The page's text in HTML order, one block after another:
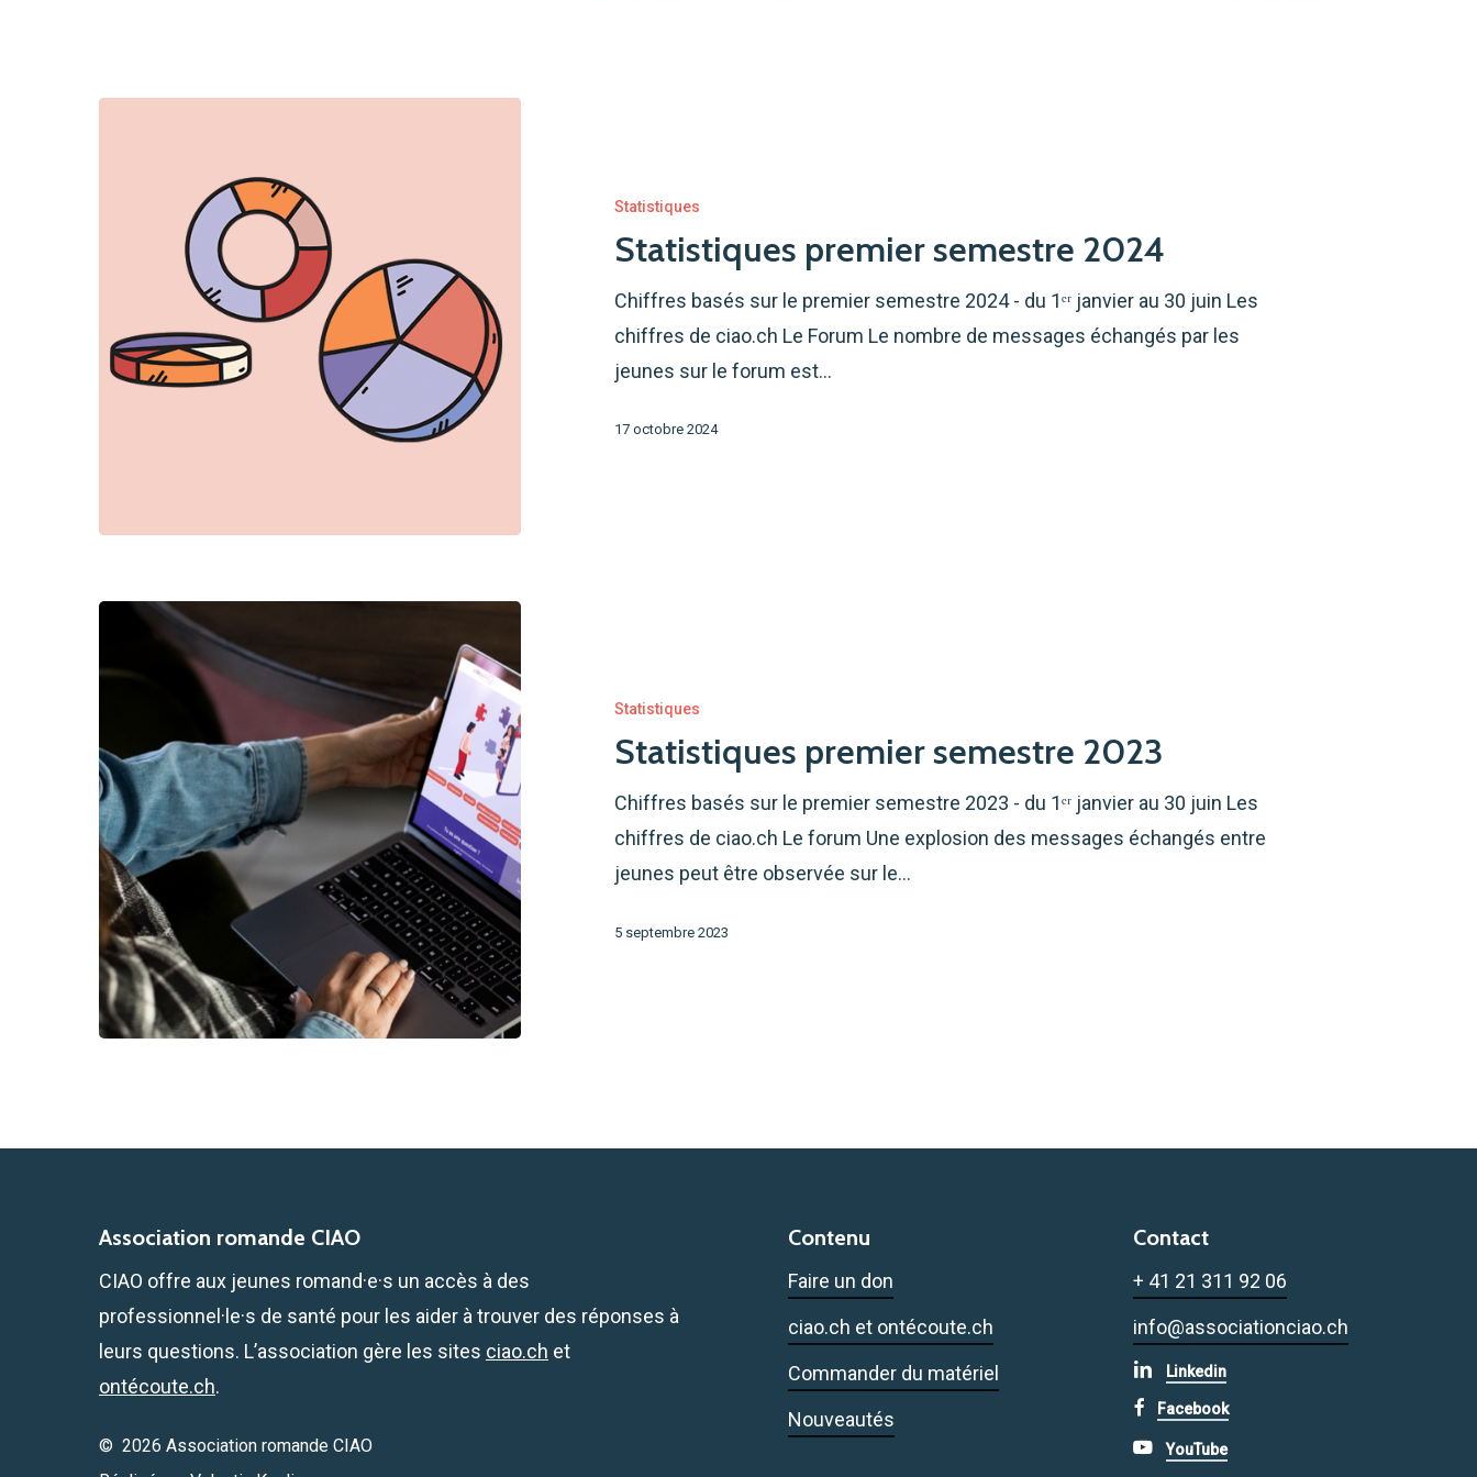
Statistiques
Statistiques premier semestre 2024
Chiffres basés sur le premier semestre 2024 - du 1ᵉʳ janvier au 30 juin Les
chiffres de ciao.ch Le Forum Le nombre de messages échangés par les
jeunes sur le forum est…
17 octobre 2024
Statistiques
Statistiques premier semestre 2023
Chiffres basés sur le premier semestre 2023 - du 1ᵉʳ janvier au 30 juin Les
chiffres de ciao.ch Le forum Une explosion des messages échangés entre
jeunes peut être observée sur le…
5 septembre 2023
Association romande CIAO
CIAO offre aux jeunes romand·e·s un accès à des
professionnel·le·s de santé pour les aider à trouver des réponses à
leurs questions. L’association gère les sites ciao.ch et
ontécoute.ch.
© 2026 Association romande CIAO
Contenu
Faire un don
ciao.ch et ontécoute.ch
Commander du matériel
Nouveautés
Contact
+ 41 21 311 92 06
info@associationciao.ch
Linkedin
Facebook
YouTube